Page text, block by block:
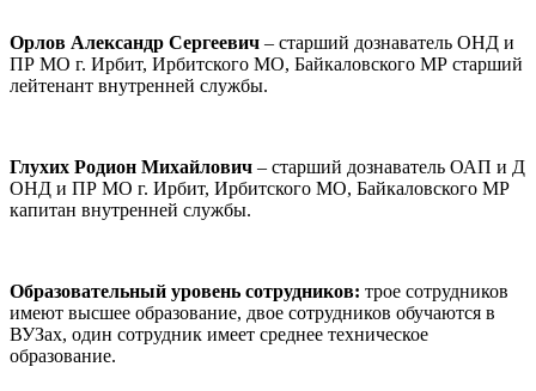
Орлов Александр Сергеевич – старший дознаватель ОНД и
ПР МО г. Ирбит, Ирбитского МО, Байкаловского МР старший
лейтенант внутренней службы.
Глухих Родион Михайлович – старший дознаватель ОАП и Д
ОНД и ПР МО г. Ирбит, Ирбитского МО, Байкаловского МР
капитан внутренней службы.
Образовательный уровень сотрудников: трое сотрудников
имеют высшее образование, двое сотрудников обучаются в
ВУЗах, один сотрудник имеет среднее техническое
образование.